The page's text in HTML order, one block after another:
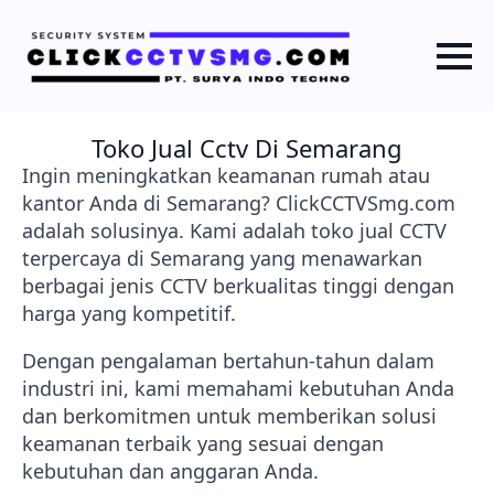
Toko Jual Cctv Di Semarang
Ingin meningkatkan keamanan rumah atau
kantor Anda di Semarang? ClickCCTVSmg.com
adalah solusinya. Kami adalah toko jual CCTV
terpercaya di Semarang yang menawarkan
berbagai jenis CCTV berkualitas tinggi dengan
harga yang kompetitif.
Dengan pengalaman bertahun-tahun dalam
industri ini, kami memahami kebutuhan Anda
dan berkomitmen untuk memberikan solusi
keamanan terbaik yang sesuai dengan
kebutuhan dan anggaran Anda.